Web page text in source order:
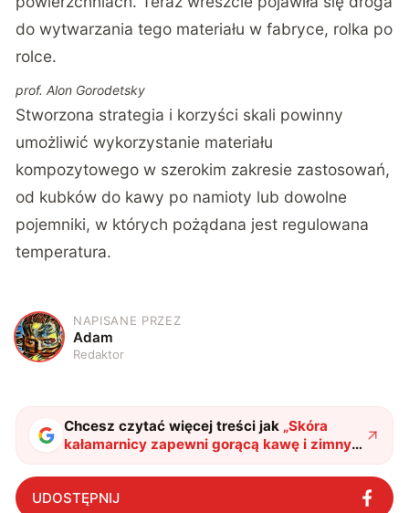
do wytwarzania tego materiału w fabryce, rolka po
rolce.
prof. Alon Gorodetsky
Stworzona strategia i korzyści skali powinny
umożliwić wykorzystanie materiału
kompozytowego w szerokim zakresie zastosowań,
od kubków do kawy po namioty lub dowolne
pojemniki, w których pożądana jest regulowana
temperatura.
A
NAPISANE PRZEZ
Adam
Redaktor
Chcesz czytać więcej treści jak „Skóra
kałamarnicy zapewni gorącą kawę i zimny
kubek jednocześnie"?
UDOSTĘPNIJ